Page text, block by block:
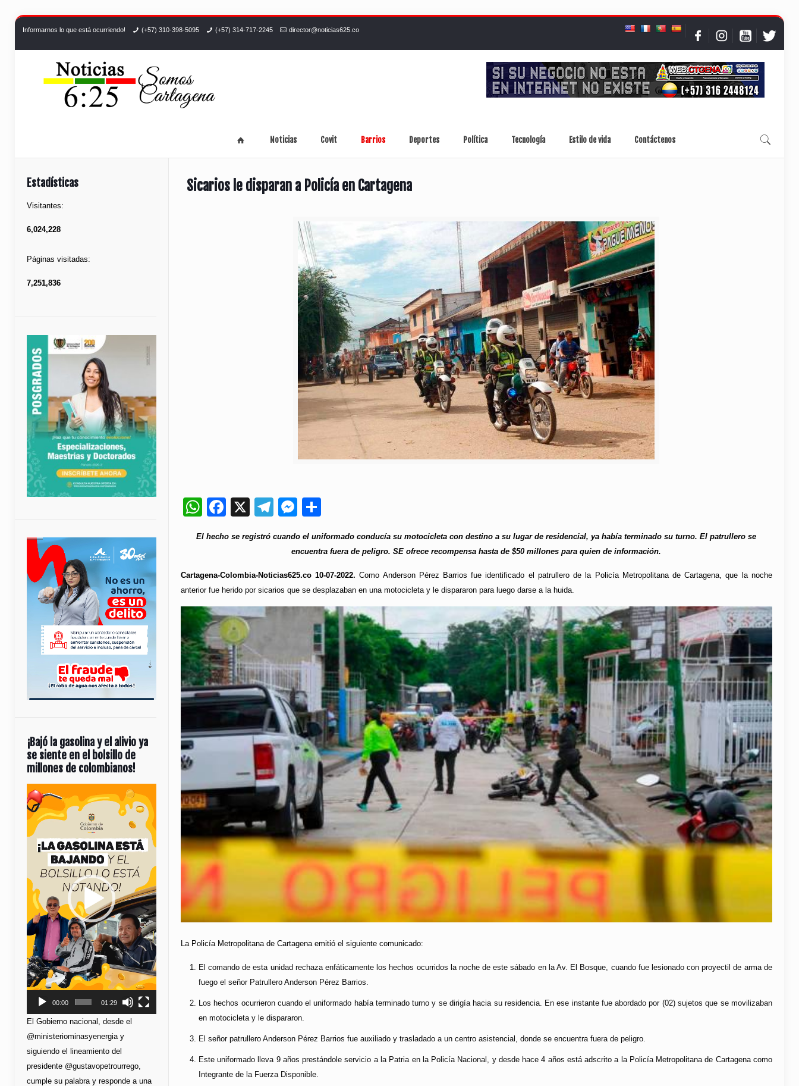
Informarnos lo que está ocurriendo! (+57) 310-398-5095 (+57) 314-717-2245 director@noticias625.co
Noticias Covit Barrios Deportes Política Tecnología Estilo de vida Contáctenos
Sicarios le disparan a Policía en Cartagena
WhatsApp
Facebook
X Telegram
Messenger
El hecho se registró cuando el uniformado conducía su motocicleta con destino a su lugar de residencial, ya había terminado su turno. El patrullero se
encuentra fuera de peligro. SE ofrece recompensa hasta de $50 millones para quien de información.
Cartagena-Colombia-Noticias625.co 10-07-2022.Como Anderson Pérez Barrios fue identificado el patrullero de la Policía Metropolitana de Cartagena, que la noche
anterior fue herido por sicarios que se desplazaban en una motocicleta y le dispararon para luego darse a la huida.
La Policía Metropolitana de Cartagena emitió el siguiente comunicado:
El comando de esta unidad rechaza enfáticamente los hechos ocurridos la noche de este sábado en la Av. El Bosque, cuando fue lesionado con proyectil de arma de
fuego el señor Patrullero Anderson Pérez Barrios.
Los hechos ocurrieron cuando el uniformado había terminado turno y se dirigía hacia su residencia. En ese instante fue abordado por (02) sujetos que se movilizaban
en motocicleta y le dispararon.
El señor patrullero Anderson Pérez Barrios fue auxiliado y trasladado a un centro asistencial, donde se encuentra fuera de peligro.
Este uniformado lleva 9 años prestándole servicio a la Patria en la Policía Nacional, y desde hace 4 años está adscrito a la Policía Metropolitana de Cartagena como
Integrante de la Fuerza Disponible.
Estadísticas
Visitantes:
6,024,228
Páginas visitadas:
7,251,836
¡Bajó la gasolina y el alivio ya
se siente en el bolsillo de
millones de colombianos!
Reproductor
de
vídeo
00:00 01:29
El Gobierno nacional, desde el
@ministeriominasyenergia y
siguiendo el lineamiento del
presidente @gustavopetrourrego,
cumple su palabra y responde a una